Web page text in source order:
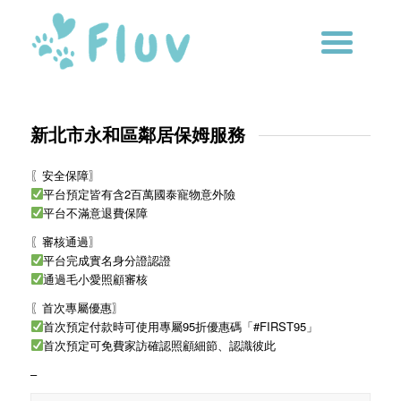
新北市永和區鄰居保姆服務
〖安全保障〗
平台預定皆有含2百萬國泰寵物意外險
平台不滿意退費保障
〖審核通過〗
平台完成實名身分證認證
通過毛小愛照顧審核
〖首次專屬優惠〗
首次預定付款時可使用專屬95折優惠碼「#FIRST95」
首次預定可免費家訪確認照顧細節、認識彼此
–